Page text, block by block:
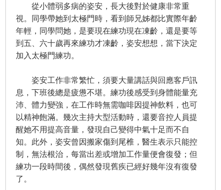
從小體弱多病的姿安，長大後對於健康非常重
視。同學帶她到太極門時，看到師兄姊都比實際年齡
年輕，同學問她，是要現在練功現在凍齡，還是要等
到五、六十歲再來練功才凍齡，姿安想想，當下決定
加入太極門練功。
姿安工作非常繁忙，須要大量講話與回應客戶訊
息，下班後總是疲憊不堪。練功後感受到身體能量充
沛、體力變強，在工作時無需咖啡因提神飲料，也可
以精神飽滿。幾次主持大型活動時，還要音控人員提
醒她不用提高音量，發現自己變得中氣十足而不自
知。此外，姿安曾因搬家傷到尾椎，醫生表示只能控
制，無法根治，每當出差或增加工作量便會復發；但
練功一段時間後，偶然發現舊疾已經好幾年沒有復發
了。